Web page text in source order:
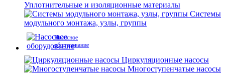
Уплотнительные и изоляционные материалы
Системы
модульного монтажа, узлы, группы
Насосное
оборудование
Циркуляционные насосы
Многоступенчатые насосы